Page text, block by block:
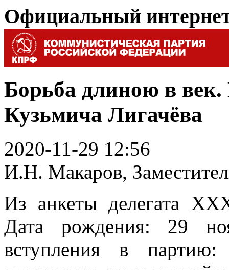
Официальный
Борьба длиною в
Кузьмича Лигачёва
2020-11-29 12:56
И.Н. Макаров,
Из анкеты делегата
Дата рождения: 29
вступления в